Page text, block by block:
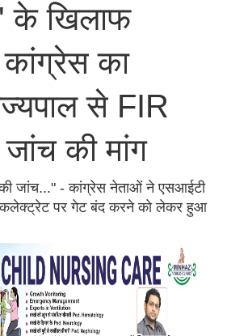
के खिलाफ
कांग्रेस का
से FIR
जांच की मांग
की जांच..." - कांग्रेस नेताओं ने एसआईटी
कलेक्ट्रेट पर गेट बंद करने को लेकर हुआ